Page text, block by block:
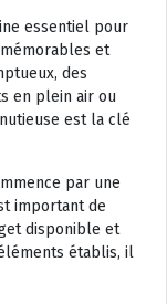
essentiel pour
et
des
en plein air ou
est la clé
par une
important de
disponible et
établis, il